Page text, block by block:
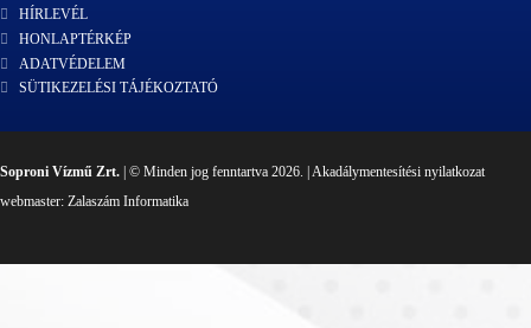
HÍRLEVÉL
HONLAPTÉRKÉP
ADATVÉDELEM
SÜTIKEZELÉSI TÁJÉKOZTATÓ
Soproni Vízmű Zrt. | © Minden jog fenntartva 2026. | Akadálymentesítési nyilatkozat
webmaster: Zalaszám Informatika